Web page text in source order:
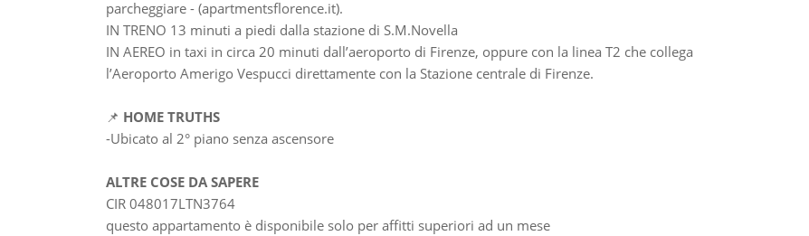
parcheggiare - (apartmentsflorence.it).
IN TRENO 13 minuti a piedi dalla stazione di S.M.Novella
IN AEREO in taxi in circa 20 minuti dall’aeroporto di Firenze, oppure con la linea T2 che collega
l’Aeroporto Amerigo Vespucci direttamente con la Stazione centrale di Firenze.
📌 HOME TRUTHS
-Ubicato al 2° piano senza ascensore
ALTRE COSE DA SAPERE
CIR 048017LTN3764
questo appartamento è disponibile solo per affitti superiori ad un mese